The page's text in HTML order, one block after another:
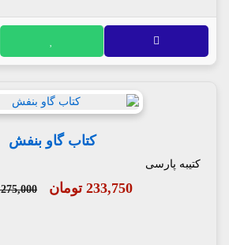
کتاب گاو بنفش
کتیبه پارسی
233,750 تومان 275,000 تومان